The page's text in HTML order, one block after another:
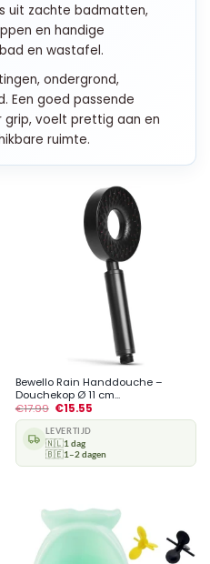
uit zachte badmatten,
en handige
en wastafel.
ondergrond,
Een goed passende
voelt prettig aan en
ruimte.
Bewello Rain Handdouche –
Douchekop Ø 11 cm...
€17.99 €15.55
LEVERTIJD
🇳🇱1 dag
🇧🇪1–2 dagen